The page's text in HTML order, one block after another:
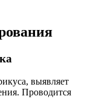
выявляет
Проводится